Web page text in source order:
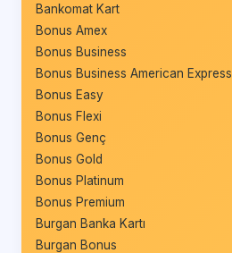
Bankomat Kart
Bonus Amex
Bonus Business
Bonus Business American Express
Bonus Easy
Bonus Flexi
Bonus Genç
Bonus Gold
Bonus Platinum
Bonus Premium
Burgan Banka Kartı
Burgan Bonus